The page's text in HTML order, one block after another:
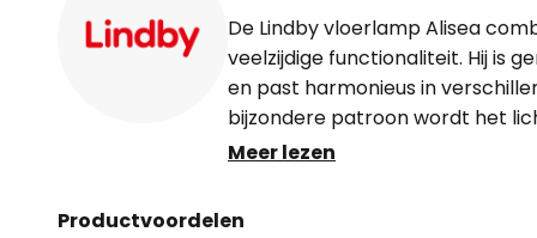
De Lindby vloerlamp Alisea
veelzijdige functionaliteit. Hij is
en past harmonieus in
bijzondere patroon wordt het
en ontstaan er spannende
Meer lezen
Productvoordelen